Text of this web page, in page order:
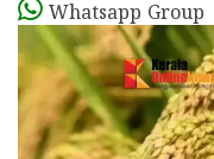
Whatsapp Group